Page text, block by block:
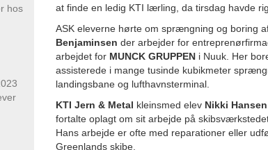
hos
at finde en ledig KTI lærling, da tirsdag havde
ASK eleverne hørte om sprængning og boring
Benjaminsen der arbejder for
arbejdet for MUNCK GRUPPENi Nuuk. Her
assisterede i mange tusinde kubikmeter
landingsbane og lufthavnsterminal.
KTI Jern & Metal kleinsmed elev Nikki Hansen
fortalte oplagt om sit arbejde på
Hans arbejde er ofte med reparationer eller
Greenlands skibe.